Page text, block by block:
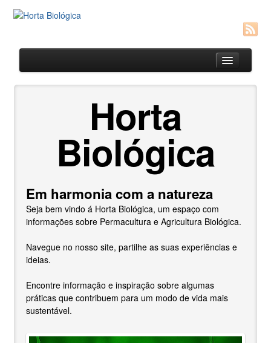
Agricultura Biológica
Vermicompostagem
Contactos
Horta
Biológica
Em harmonia com a natureza
Seja bem vindo á Horta Biológica, um espaço com
informações sobre Permacultura e Agricultura Biológica.
Navegue no nosso site, partilhe as suas experiências e
ideias.
Encontre informação e inspiração sobre algumas
práticas que contribuem para um modo de vida mais
sustentável.